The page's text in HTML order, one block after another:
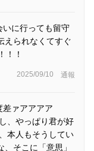
いに行っても留守
えられなくてすぐ
！！
2025/09/10 通報
差ァアアアア
、やっぱり君が好
本人もそうしてい
そこに「意思」